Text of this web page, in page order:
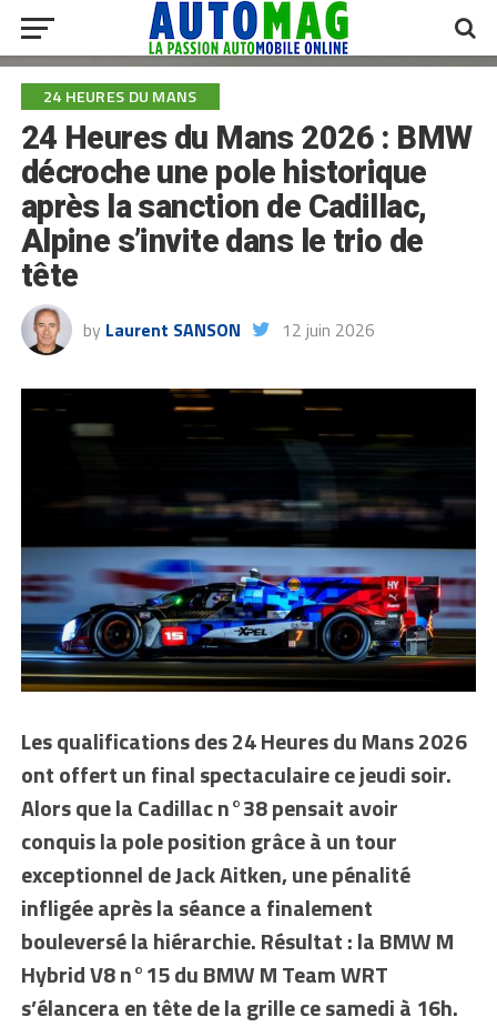
24 HEURES DU MANS
24 Heures du Mans 2026 : BMW
décroche une pole historique
après la sanction de Cadillac,
Alpine s’invite dans le trio de
tête
by Laurent SANSON 12 juin 2026
Les qualifications des 24 Heures du Mans 2026
ont offert un final spectaculaire ce jeudi soir.
Alors que la Cadillac n°38 pensait avoir
conquis la pole position grâce à un tour
exceptionnel de Jack Aitken, une pénalité
infligée après la séance a finalement
bouleversé la hiérarchie. Résultat : la BMW M
Hybrid V8 n°15 du BMW M Team WRT
s’élancera en tête de la grille ce samedi à 16h.